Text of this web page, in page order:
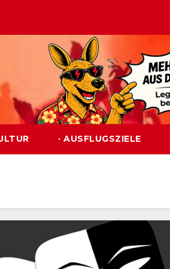
· AUSFLUGSZIELE